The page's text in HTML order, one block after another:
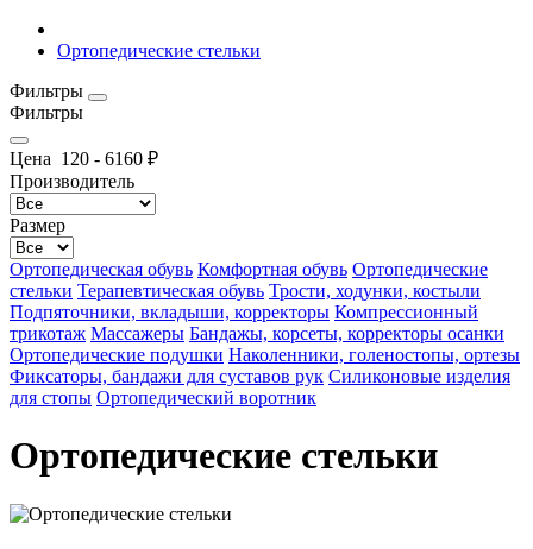
Ортопедические стельки
Фильтры
Фильтры
Цена 120 - 6160 ₽
Производитель
Размер
Ортопедическая обувь Комфортная обувь Ортопедические
стельки Терапевтическая обувь Трости, ходунки, костыли
Подпяточники, вкладыши, корректоры Компрессионный
трикотаж Массажеры Бандажы, корсеты, корректоры осанки
Ортопедические подушки Наколенники, голеностопы, ортезы
Фиксаторы, бандажи для суставов рук Силиконовые изделия
для стопы Ортопедический воротник
Ортопедические стельки